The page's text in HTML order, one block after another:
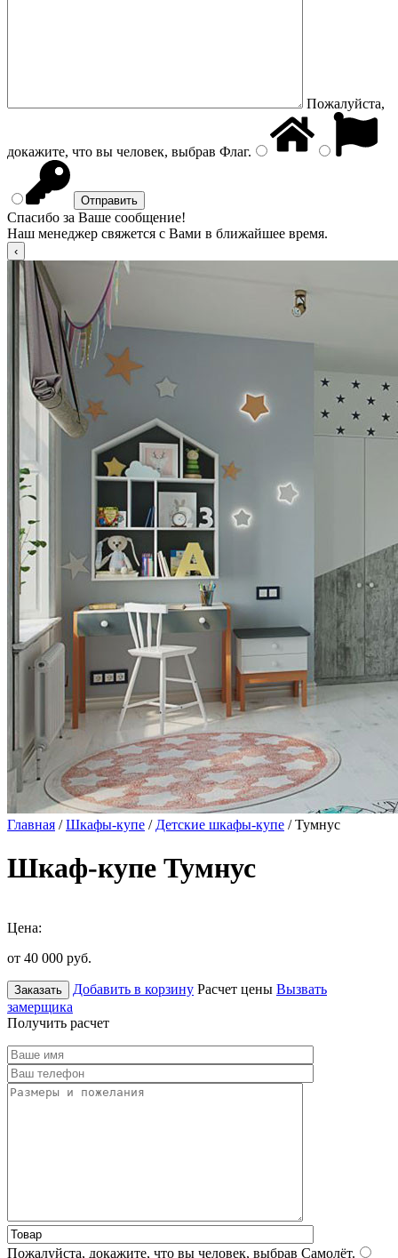
Пожалуйста,
докажите, что вы человек, выбрав Флаг.
Спасибо за Ваше сообщение!
Наш менеджер свяжется с Вами в ближайшее время.
Главная /Шкафы-купе / Детские шкафы-купе / Тумнус
Шкаф-купе Тумнус
Цена:
от 40 000 руб.
Заказать Добавить в корзину Расчет цены Вызвать
замерщика
Получить расчет
Пожалуйста, докажите, что вы человек, выбрав Самолёт.